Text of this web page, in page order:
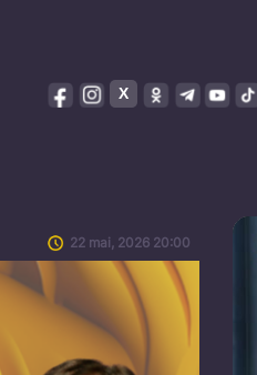
22 mai, 2026 20:00